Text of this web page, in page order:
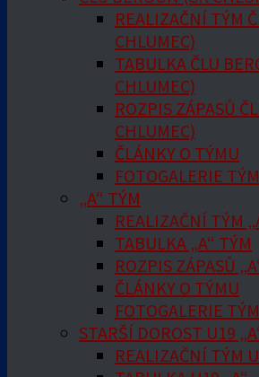
REALIZAČNÍ TÝM
CHLUMEC)
TABULKA ČLU
CHLUMEC)
ROZPIS ZÁPASŮ
CHLUMEC)
ČLÁNKY O TÝMU
FOTOGALERIE
„A“ TÝM
REALIZAČNÍ TÝM
TABULKA „A“ TÝM
ROZPIS ZÁPASŮ
ČLÁNKY O TÝMU
FOTOGALERIE
STARŠÍ DOROST U19
REALIZAČNÍ TÝM